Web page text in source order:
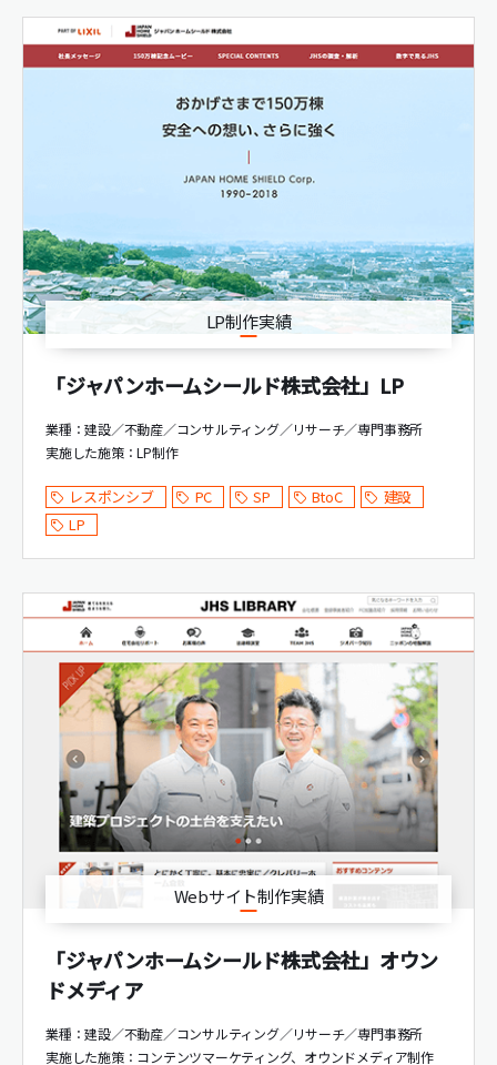
LP制作実績
「ジャパンホームシールド株式会社」LP
業種：建設／不動産／コンサルティング／リサーチ／専門事務所
実施した施策：LP制作
レスポンシブ PC SP BtoC
建設
LP
Webサイト制作実績
「ジャパンホームシールド株式会社」オウン
ドメディア
業種：建設／不動産／コンサルティング／リサーチ／専門事務所
実施した施策： コンテンツマーケティング オウンドメディア制作